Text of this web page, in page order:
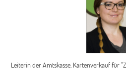
Leiterin der Amtskasse, Kartenverkauf für